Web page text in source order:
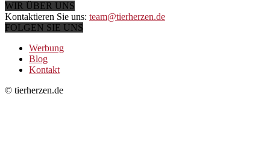
WIR ÜBER UNS
Kontaktieren Sie uns: team@tierherzen.de
FOLGEN SIE UNS
Werbung
Blog
Kontakt
© tierherzen.de